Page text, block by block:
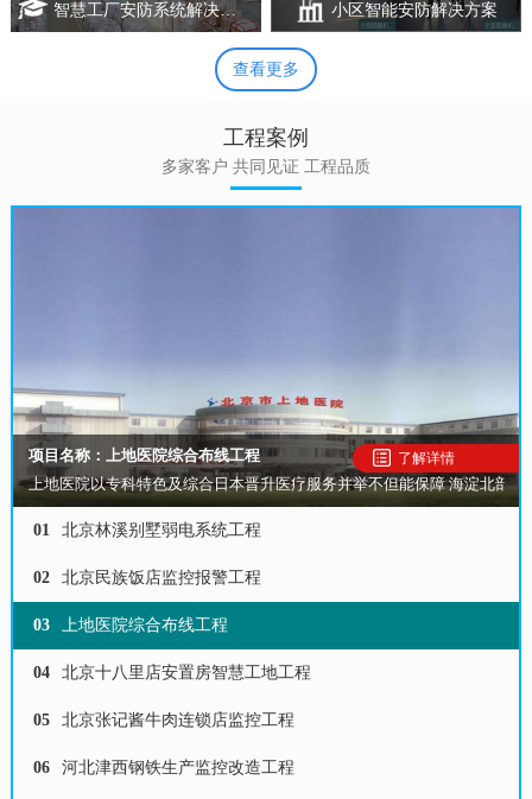
智慧工厂安防系统解决方案. 小区智能安防解决方案
查看更多
工程案例
多家客户 共同见证 工程品质
项目名称：上地医院综合布线工程 了解详情
上地医院以专科特色及综合日本晋升医疗服务并举不但能保障 海淀北部
01 北京林溪别墅弱电系统工程
02 北京民族饭店监控报警工程
03 上地医院综合布线工程
04 北京十八里店安置房智慧工地工程
05 北京张记酱牛肉连锁店监控工程
06 河北津西钢铁生产监控改造工程